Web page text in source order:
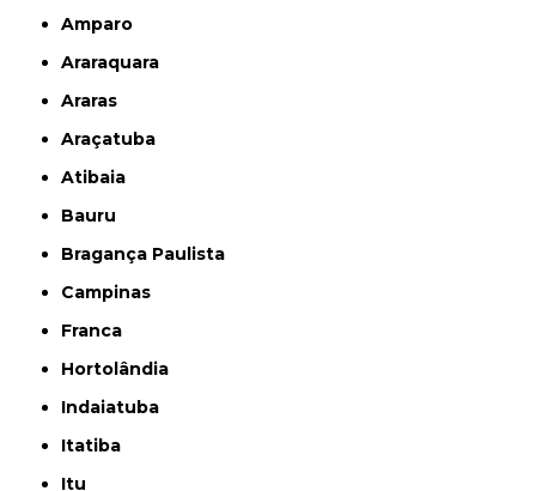
Amparo
Araraquara
Araras
Araçatuba
Atibaia
Bauru
Bragança Paulista
Campinas
Franca
Hortolândia
Indaiatuba
Itatiba
Itu